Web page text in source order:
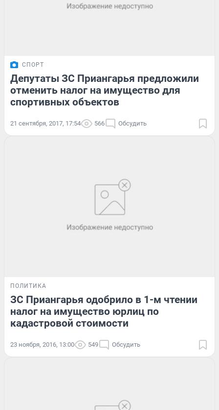
СПОРТ
Депутаты ЗС Приангарья предложили
отменить налог на имущество для
спортивных объектов
21 сентября, 2017, 17:54 566 Обсудить
ПОЛИТИКА
ЗС Приангарья одобрило в 1-м чтении
налог на имущество юрлиц по
кадастровой стоимости
23 ноября, 2016, 13:00 549 Обсудить